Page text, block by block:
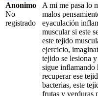
Anonimo
No
registrado
A mi me pasa lo
malos
eyaculación
muscular si este
este tejido
ejercicio,
tejido se lesiona
sigue inflamando
recuperar ese
bacterias, este
frutas y verduras